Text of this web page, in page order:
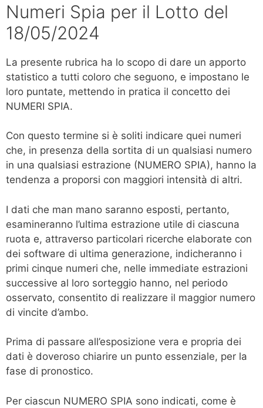
Numeri Spia per il Lotto del
18/05/2024
La presente rubrica ha lo scopo di dare un apporto
statistico a tutti coloro che seguono, e impostano le
loro puntate, mettendo in pratica il concetto dei
NUMERI SPIA.
Con questo termine si è soliti indicare quei numeri
che, in presenza della sortita di un qualsiasi numero
in una qualsiasi estrazione (NUMERO SPIA), hanno la
tendenza a proporsi con maggiori intensità di altri.
I dati che man mano saranno esposti, pertanto,
esamineranno l’ultima estrazione utile di ciascuna
ruota e, attraverso particolari ricerche elaborate con
dei software di ultima generazione, indicheranno i
primi cinque numeri che, nelle immediate estrazioni
successive al loro sorteggio hanno, nel periodo
osservato, consentito di realizzare il maggior numero
di vincite d’ambo.
Prima di passare all’esposizione vera e propria dei
dati è doveroso chiarire un punto essenziale, per la
fase di pronostico.
Per ciascun NUMERO SPIA sono indicati, come è